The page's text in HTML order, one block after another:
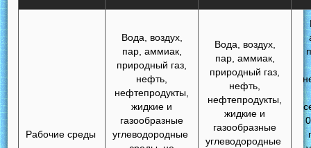
Рабочие среды
Вода, воздух,
пар, аммиак,
природный газ,
нефть,
нефтепродукты,
жидкие и
газообразные
углеводородные
Вода, воздух,
пар, аммиак,
природный газ,
нефть,
нефтепродукты,
жидкие и
газообразные
углеводородные